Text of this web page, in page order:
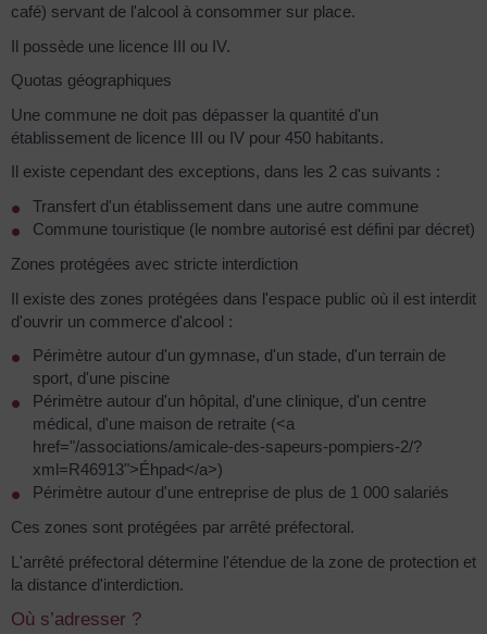
café) servant de l'alcool à consommer sur place.
Il possède une licence III ou IV.
Quotas géographiques
Une commune ne doit pas dépasser la quantité d'un
établissement de licence III ou IV pour 450 habitants.
Il existe cependant des exceptions, dans les 2 cas suivants :
Transfert d'un établissement dans une autre commune
Commune touristique (le nombre autorisé est défini par décret)
Zones protégées avec stricte interdiction
Il existe des zones protégées dans l'espace public où il est interdit
d'ouvrir un commerce d'alcool :
Périmètre autour d'un gymnase, d'un stade, d'un terrain de
sport, d'une piscine
Périmètre autour d'un hôpital, d'une clinique, d'un centre
médical, d'une maison de retraite (<a
href="/associations/amicale-des-sapeurs-pompiers-2/?
xml=R46913">Éhpad</a>)
Périmètre autour d'une entreprise de plus de 1 000 salariés
Ces zones sont protégées par arrêté préfectoral.
L'arrêté préfectoral détermine l'étendue de la zone de protection et
la distance d'interdiction.
Où s’adresser ?